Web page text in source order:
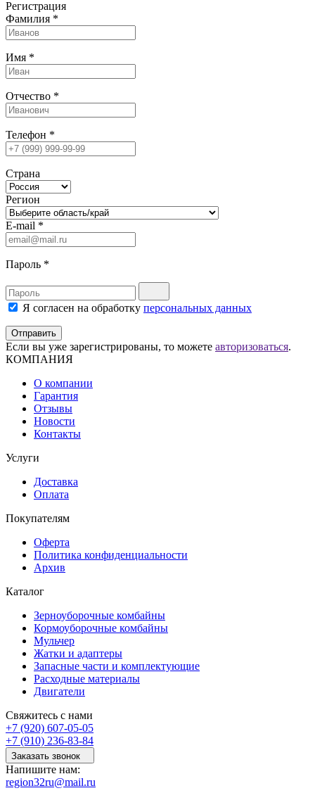
Регистрация
Фамилия *
Имя *
Отчество *
Телефон *
Страна
Регион
E-mail *
Пароль *
Я согласен на обработку персональных данных
Отправить
Если вы уже зарегистрированы, то можете авторизоваться.
КОМПАНИЯ
О компании
Гарантия
Отзывы
Новости
Контакты
Услуги
Доставка
Оплата
Покупателям
Оферта
Политика конфиденциальности
Архив
Каталог
Зерноуборочные комбайны
Кормоуборочные комбайны
Мульчер
Жатки и адаптеры
Запасные части и комплектующие
Расходные материалы
Двигатели
Свяжитесь с нами
+7 (920) 607-05-05
+7 (910) 236-83-84
Заказать звонок
Напишите нам:
region32ru@mail.ru